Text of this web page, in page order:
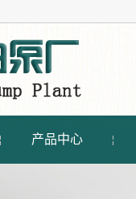
产品中心